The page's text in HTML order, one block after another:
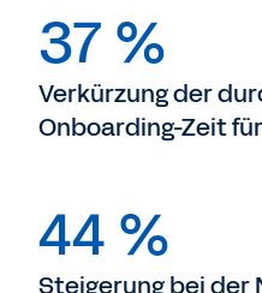
37 %
Verkürzung der
Onboarding-Zeit
44 %
Steigerung bei der